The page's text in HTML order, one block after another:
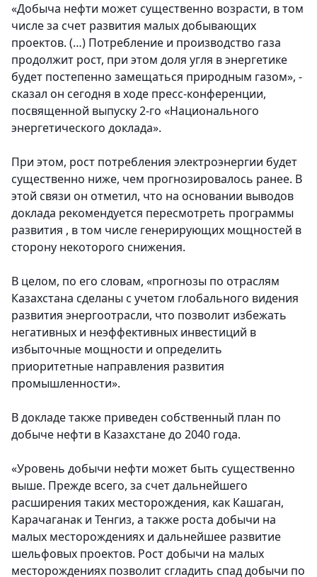
«Добыча нефти может существенно возрасти, в том
числе за счет развития малых добывающих
проектов. (…) Потребление и производство газа
продолжит рост, при этом доля угля в энергетике
будет постепенно замещаться природным газом», -
сказал он сегодня в ходе пресс-конференции,
посвященной выпуску 2-го «Национального
энергетического доклада».
При этом, рост потребления электроэнергии будет
существенно ниже, чем прогнозировалось ранее. В
этой связи он отметил, что на основании выводов
доклада рекомендуется пересмотреть программы
развития , в том числе генерирующих мощностей в
сторону некоторого снижения.
В целом, по его словам, «прогнозы по отраслям
Казахстана сделаны с учетом глобального видения
развития энергоотрасли, что позволит избежать
негативных и неэффективных инвестиций в
избыточные мощности и определить
приоритетные направления развития
промышленности».
В докладе также приведен собственный план по
добыче нефти в Казахстане до 2040 года.
«Уровень добычи нефти может быть существенно
выше. Прежде всего, за счет дальнейшего
расширения таких месторождения, как Кашаган,
Карачаганак и Тенгиз, а также роста добычи на
малых месторождениях и дальнейшее развитие
шельфовых проектов. Рост добычи на малых
месторождениях позволит сгладить спад добычи по